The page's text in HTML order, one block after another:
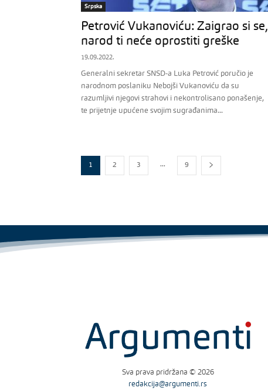
Srpska
Petrović Vukanoviću: Zaigrao si se,
narod ti neće oprostiti greške
19.09.2022.
Generalni sekretar SNSD-a Luka Petrović poručio je
narodnom poslaniku Nebojši Vukanoviću da su
razumljivi njegovi strahovi i nekontrolisano ponašenje,
te prijetnje upućene svojim sugrađanima...
1 2 3 ... 9
Sva prava pridržana © 2026
redakcija@argumenti.rs